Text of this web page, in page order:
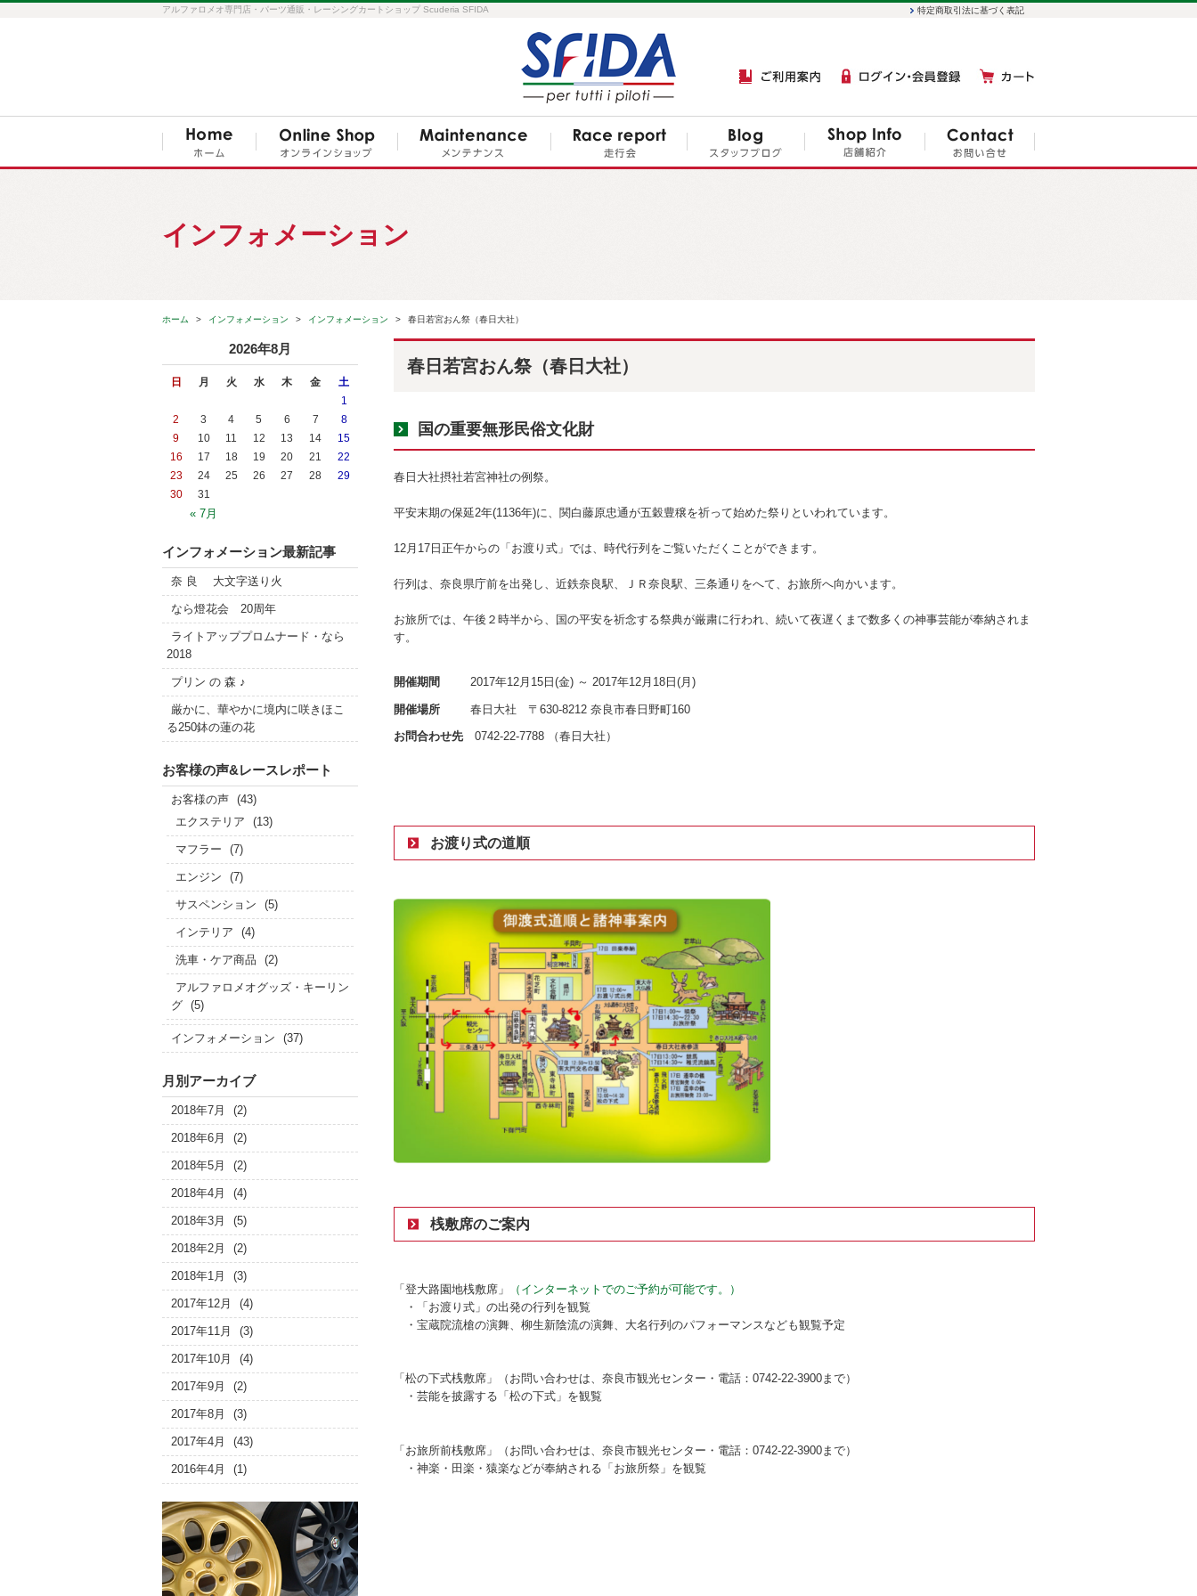
アルファロメオ専門店・パーツ通販・レーシングカートショップ Scuderia SFIDA 特定商取引法に基づく表記
インフォメーション
ホーム インフォメーション インフォメーション 春日若宮おん祭（春日大社）
春日若宮おん祭（春日大社）
国の重要無形民俗文化財
春日大社摂社若宮神社の例祭。
平安末期の保延2年(1136年)に、関白藤原忠通が五穀豊穣を祈って始めた祭りといわれています。
12月17日正午からの「お渡り式」では、時代行列をご覧いただくことができます。
行列は、奈良県庁前を出発し、近鉄奈良駅、ＪＲ奈良駅、三条通りをへて、お旅所へ向かいます。
お旅所では、午後２時半から、国の平安を祈念する祭典が厳粛に行われ、続いて夜遅くまで数多くの神事芸能が奉納されま
す。
開催期間 2017年12月15日(金) ～ 2017年12月18日(月)
開催場所 春日大社 〒630-8212 奈良市春日野町160
お問合わせ先 0742-22-7788 （春日大社）
お渡り式の道順
桟敷席のご案内
「登大路園地桟敷席」
（インターネットでのご予約が可能です。）
・「お渡り式」の出発の行列を観覧
・宝蔵院流槍の演舞、柳生新陰流の演舞、大名行列のパフォーマンスなども観覧予定
「松の下式桟敷席」（お問い合わせは、奈良市観光センター・電話：0742-22-3900まで）
・芸能を披露する「松の下式」を観覧
「お旅所前桟敷席」（お問い合わせは、奈良市観光センター・電話：0742-22-3900まで）
・神楽・田楽・猿楽などが奉納される「お旅所祭」を観覧
2026年8月
日 月 火 水 木 金 土
« 7月
1
2
3 4 5 6 7
8
9
10 11 12 13 14
15
16
17 18 19 20 21
22
23
24 25 26 27 28
29
30
31
インフォメーション最新記事
奈 良 大文字送り火
なら燈花会 20周年
ライトアッププロムナード・なら
2018
プリン の 森 ♪
厳かに、華やかに境内に咲きほこ
る250鉢の蓮の花
お客様の声&レースレポート
お客様の声 (43)
エクステリア
(13)
マフラー (7)
エンジン (7)
サスペンション (5)
インテリア (4)
洗車・ケア商品 (2)
アルファロメオグッズ・キーリン
グ (5)
インフォメーション (37)
月別アーカイブ
2018年7月 (2)
2018年6月 (2)
2018年5月 (2)
2018年4月 (4)
2018年3月 (5)
2018年2月 (2)
2018年1月 (3)
2017年12月 (4)
2017年11月 (3)
2017年10月 (4)
2017年9月 (2)
2017年8月 (3)
2017年4月 (43)
2016年4月 (1)